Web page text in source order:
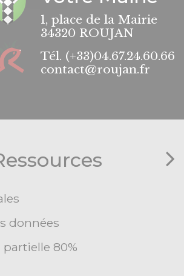
1, place de la Mairie
34320 ROUJAN
Tél. (+33)04.67.24.60.66
contact@roujan.fr
données
80%